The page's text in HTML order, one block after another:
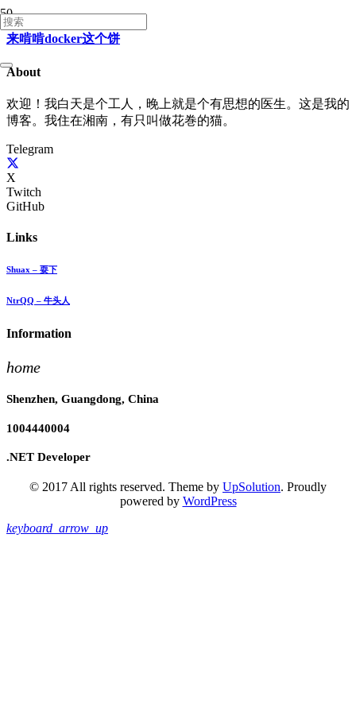
来啃啃docker这个饼
About
欢迎！我白天是个工人，晚上就是个有思想的医生。这是我的
博客。我住在湘南，有只叫做花巻的猫。
Telegram
X
Twitch
GitHub
Links
Shuax – 耍下
NtrQQ – 牛头人
Information
home
Shenzhen, Guangdong, China
1004440004
.NET Developer
© 2017 All rights reserved. Theme by UpSolution. Proudly
powered by WordPress
keyboard_arrow_up